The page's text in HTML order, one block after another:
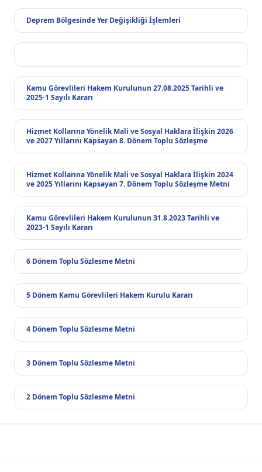
Deprem Bölgesinde Yer Değişikliği İşlemleri
Kamu Görevlileri Hakem Kurulunun 27.08.2025 Tarihli ve
2025-1 Sayılı Kararı
Hizmet Kollarına Yönelik Mali ve Sosyal Haklara İlişkin 2026
ve 2027 Yıllarını Kapsayan 8. Dönem Toplu Sözleşme
Hizmet Kollarına Yönelik Mali ve Sosyal Haklara İlişkin 2024
ve 2025 Yıllarını Kapsayan 7. Dönem Toplu Sözleşme Metni
Kamu Görevlileri Hakem Kurulunun 31.8.2023 Tarihli ve
2023-1 Sayılı Kararı
6 Dönem Toplu Sözlesme Metni
5 Dönem Kamu Görevlileri Hakem Kurulu Kararı
4 Dönem Toplu Sözlesme Metni
3 Dönem Toplu Sözlesme Metni
2 Dönem Toplu Sözlesme Metni